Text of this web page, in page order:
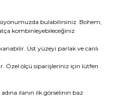
bulabilirsiniz. Bohem,
kombinleyebileceğiniz
Üst yüzeyi parlak ve canlı
Özel ölçü siparişleriniz için lütfen
ilanın ilk görselinin baz